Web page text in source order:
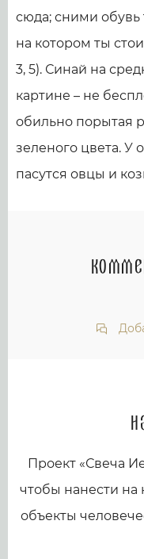
сюда; сними обувь
на котором ты
3, 5). Синай на
картине – не
обильно порытая
зеленого цвета. У
пасутся овцы и
Проект «Свеча
чтобы нанести на
объекты